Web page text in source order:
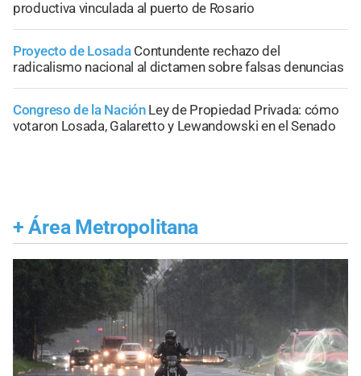
productiva vinculada al puerto de Rosario
Proyecto de Losada Contundente rechazo del
radicalismo nacional al dictamen sobre falsas denuncias
Congreso de la Nación Ley de Propiedad Privada: cómo
votaron Losada, Galaretto y Lewandowski en el Senado
+ Área Metropolitana